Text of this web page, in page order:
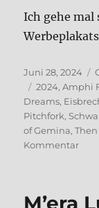
Ich gehe mal
Veröffentlicht
am
Juni 28, 2024
Schlagwörter
2024,Amphi
Dreams,
Pitchfork,
of Gemina,
Kommentarzu
M’era